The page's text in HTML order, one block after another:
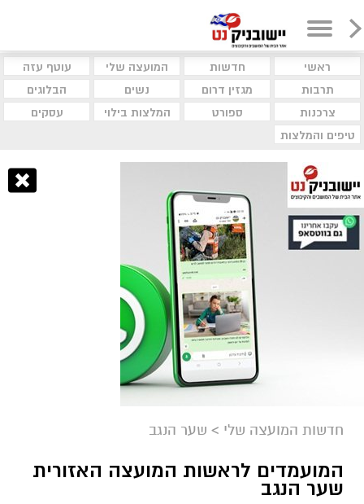
ראשי חדשות המועצה שלי
עוטף עזה
תרבות
מגזין דרום נשים
הבלוגים
צרכנות
ספורט המלצות בילוי
עסקים
טיפים והמלצות
חדשות המועצה שלי > שער הנגב
המועמדים לראשות המועצה האזורית
שער הנגב